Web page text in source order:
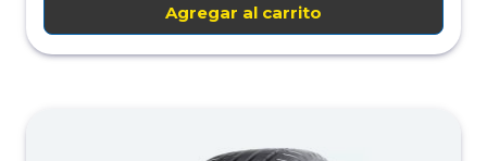
Agregar al carrito